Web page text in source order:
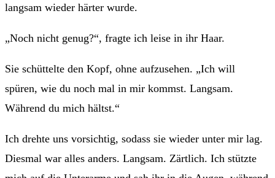
langsam wieder härter wurde.
„Noch nicht genug?“, fragte ich leise in ihr Haar.
Sie schüttelte den Kopf, ohne aufzusehen. „Ich will
spüren, wie du noch mal in mir kommst. Langsam.
Während du mich hältst.“
Ich drehte uns vorsichtig, sodass sie wieder unter mir lag.
Diesmal war alles anders. Langsam. Zärtlich. Ich stützte